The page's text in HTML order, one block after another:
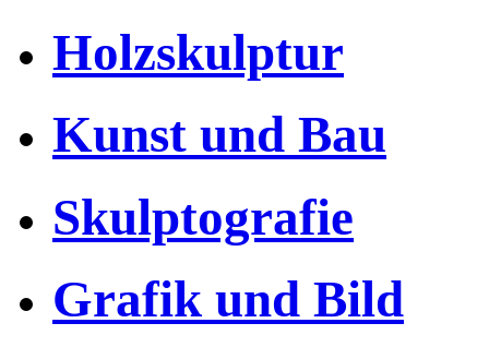
Holzskulptur
Kunst und Bau
Skulptografie
Grafik und Bild